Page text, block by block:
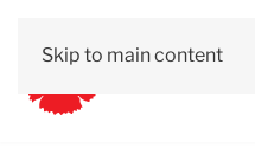
Skip to main content